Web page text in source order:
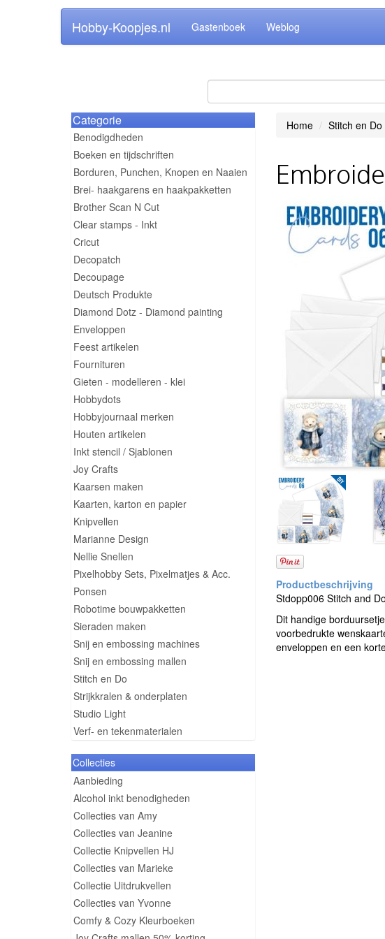
Hobby-Koopjes.nl Gastenboek Weblog
Categorie
Benodigdheden
Boeken en tijdschriften
Borduren, Punchen, Knopen en Naaien
Brei- haakgarens en haakpakketten
Brother Scan N Cut
Clear stamps - Inkt
Cricut
Decopatch
Decoupage
Deutsch Produkte
Diamond Dotz - Diamond painting
Enveloppen
Feest artikelen
Fournituren
Gieten - modelleren - klei
Hobbydots
Hobbyjournaal merken
Houten artikelen
Inkt stencil / Sjablonen
Joy Crafts
Kaarsen maken
Kaarten, karton en papier
Knipvellen
Marianne Design
Nellie Snellen
Pixelhobby Sets, Pixelmatjes & Acc.
Ponsen
Robotime bouwpakketten
Sieraden maken
Snij en embossing machines
Snij en embossing mallen
Stitch en Do
Strijkkralen & onderplaten
Studio Light
Verf- en tekenmaterialen
Collecties
Aanbieding
Alcohol inkt benodigheden
Collecties van Amy
Collecties van Jeanine
Collectie Knipvellen HJ
Collecties van Marieke
Collectie Uitdrukvellen
Collecties van Yvonne
Comfy & Cozy Kleurboeken
Home Stitch en Do
Stdopp006 Stitch and
Dit handige
voorbedrukte
enveloppen en een